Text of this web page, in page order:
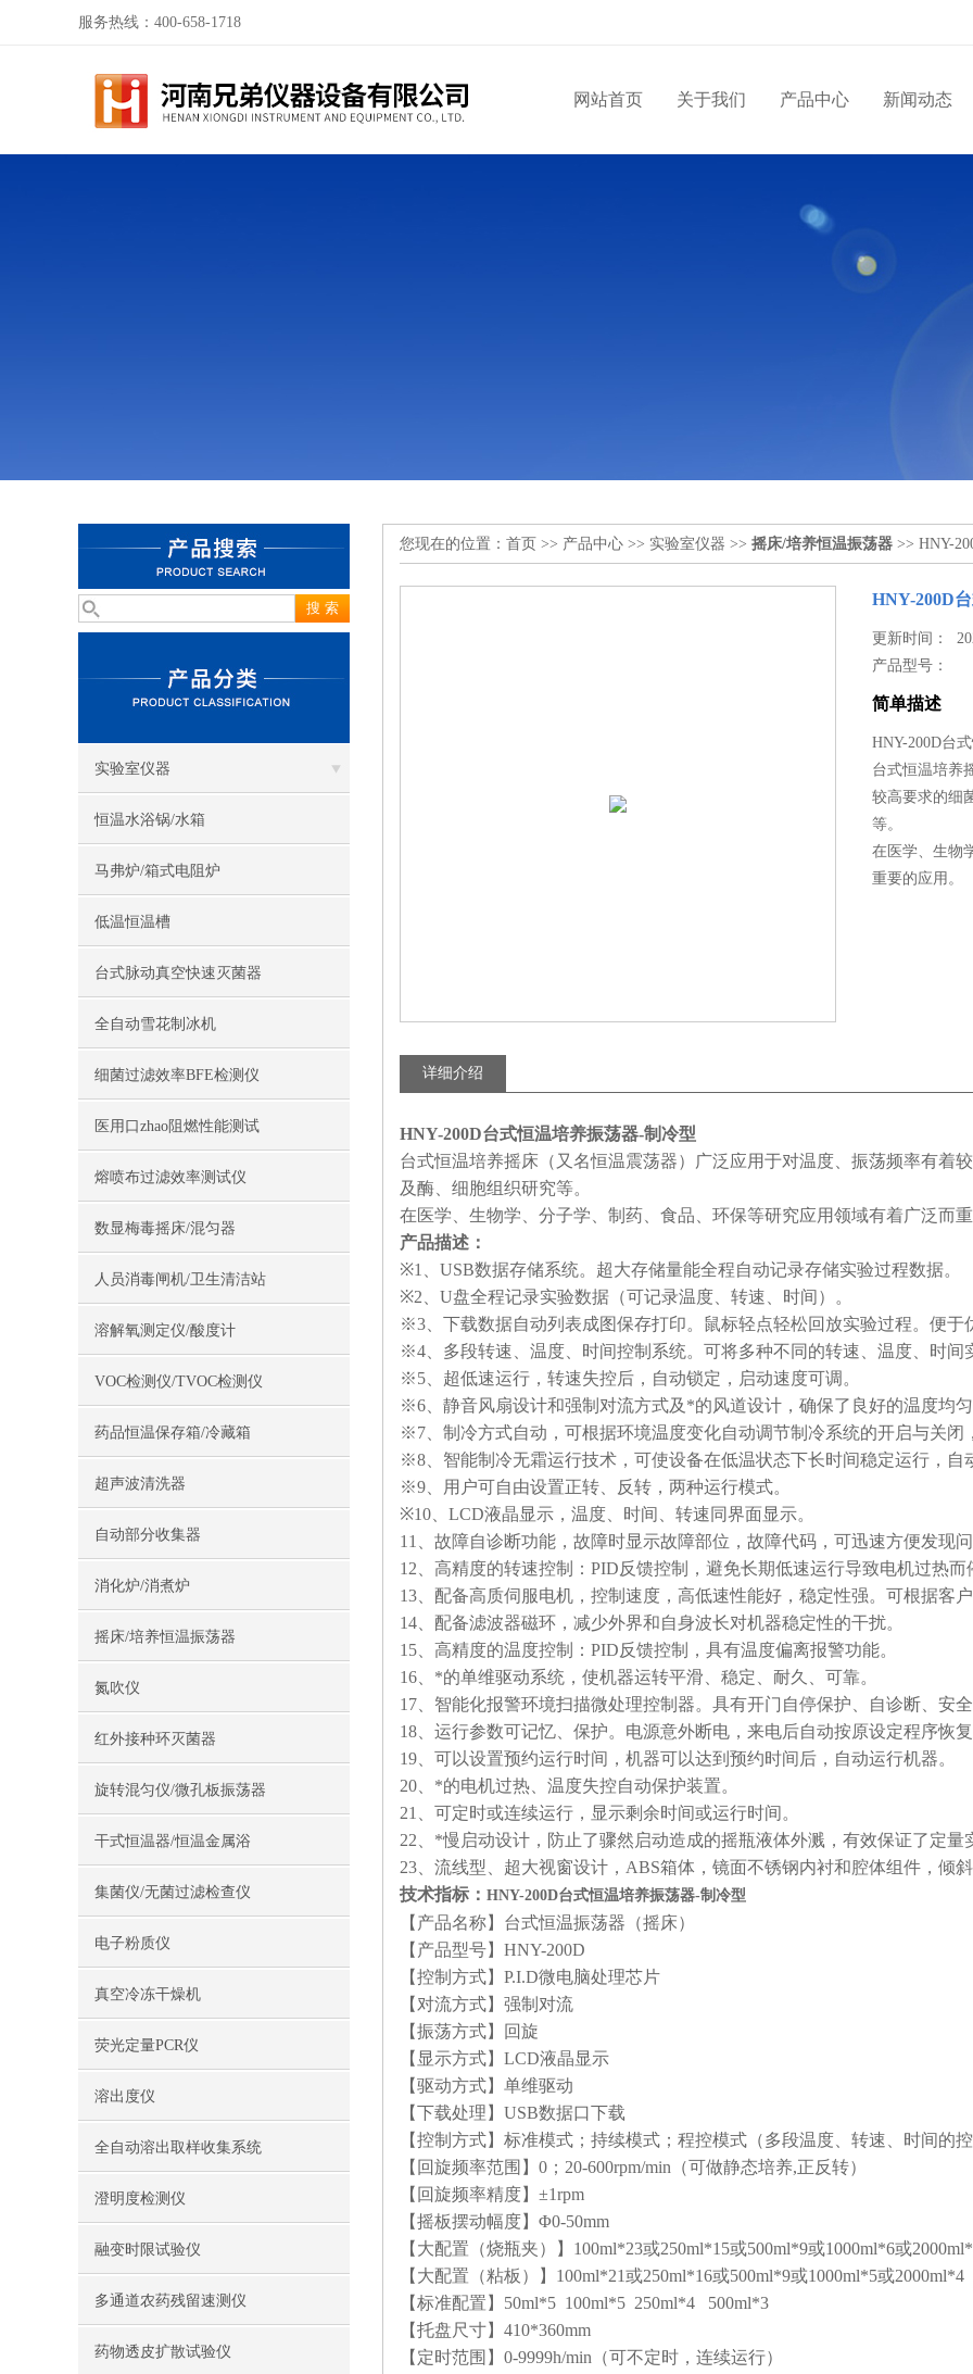
服务热线：400-658-1718
网站首页 关于我们 产品中心 新闻动态
实验室仪器
恒温水浴锅/水箱
马弗炉/箱式电阻炉
低温恒温槽
台式脉动真空快速灭菌器
全自动雪花制冰机
细菌过滤效率BFE检测仪
医用口zhao阻燃性能测试
熔喷布过滤效率测试仪
数显梅毒摇床/混匀器
人员消毒闸机/卫生清洁站
溶解氧测定仪/酸度计
VOC检测仪/TVOC检测仪
药品恒温保存箱/冷藏箱
超声波清洗器
自动部分收集器
消化炉/消煮炉
摇床/培养恒温振荡器
氮吹仪
红外接种环灭菌器
旋转混匀仪/微孔板振荡器
干式恒温器/恒温金属浴
集菌仪/无菌过滤检查仪
电子粉质仪
真空冷冻干燥机
荧光定量PCR仪
溶出度仪
全自动溶出取样收集系统
澄明度检测仪
融变时限试验仪
多通道农药残留速测仪
药物透皮扩散试验仪
您现在的位置： 首页 >> 产品中心 >> 实验室仪器 >> 摇床/培养恒温振荡器 >> HNY-
HNY-200D
更新时间：
产品型号：
简单描述
HNY-200D台
台式恒温培养
较高要求的细
等。
在医学、生物
重要的应用。
详细介绍
HNY-200D台式恒温培养振荡器-制冷型
台式恒温培养摇床（又名恒温震荡器）广泛应用于对温度、振荡频率有着
及酶、细胞组织研究等。
在医学、生物学、分子学、制药、食品、环保等研究应用领域有着广泛而
产品描述：
※1、USB数据存储系统。超大存储量能全程自动记录存储实验过程数据。
※2、U盘全程记录实验数据（可记录温度、转速、时间）。
※3、下载数据自动列表成图保存打印。鼠标轻点轻松回放实验过程。便
※4、多段转速、温度、时间控制系统。可将多种不同的转速、温度、时
※5、超低速运行，转速失控后，自动锁定，启动速度可调。
※6、静音风扇设计和强制对流方式及*的风道设计，确保了良好的温度均
※7、制冷方式自动，可根据环境温度变化自动调节制冷系统的开启与关闭
※8、智能制冷无霜运行技术，可使设备在低温状态下长时间稳定运行，自
※9、用户可自由设置正转、反转，两种运行模式。
※10、LCD液晶显示，温度、时间、转速同界面显示。
11、故障自诊断功能，故障时显示故障部位，故障代码，可迅速方便发现
12、高精度的转速控制：PID反馈控制，避免长期低速运行导致电机过热而
13、配备高质伺服电机，控制速度，高低速性能好，稳定性强。可根据客
14、配备滤波器磁环，减少外界和自身波长对机器稳定性的干扰。
15、高精度的温度控制：PID反馈控制，具有温度偏离报警功能。
16、*的单维驱动系统，使机器运转平滑、稳定、耐久、可靠。
17、智能化报警环境扫描微处理控制器。具有开门自停保护、自诊断、安
18、运行参数可记忆、保护。电源意外断电，来电后自动按原设定程序恢
19、可以设置预约运行时间，机器可以达到预约时间后，自动运行机器。
20、*的电机过热、温度失控自动保护装置。
21、可定时或连续运行，显示剩余时间或运行时间。
22、*慢启动设计，防止了骤然启动造成的摇瓶液体外溅，有效保证了定量
23、流线型、超大视窗设计，ABS箱体，镜面不锈钢内衬和腔体组件，倾
技术指标： HNY-200D台式恒温培养振荡器-制冷型
【产品名称】台式恒温振荡器（摇床）
【产品型号】HNY-200D
【控制方式】P.I.D微电脑处理芯片
【对流方式】强制对流
【振荡方式】回旋
【显示方式】LCD液晶显示
【驱动方式】单维驱动
【下载处理】USB数据口下载
【控制方式】标准模式；持续模式；程控模式（多段温度、转速、时间的
【回旋频率范围】0；20-600rpm/min（可做静态培养,正反转）
【回旋频率精度】±1rpm
【摇板摆动幅度】Φ0-50mm
【大配置（烧瓶夹）】100ml*23或250ml*15或500ml*9或1000ml*6或
【大配置（粘板）】100ml*21或250ml*16或500ml*9或1000ml*5或2000ml*4
【标准配置】50ml*5 100ml*5 250ml*4 500ml*3
【托盘尺寸】410*360mm
【定时范围】0-9999h/min（可不定时，连续运行）